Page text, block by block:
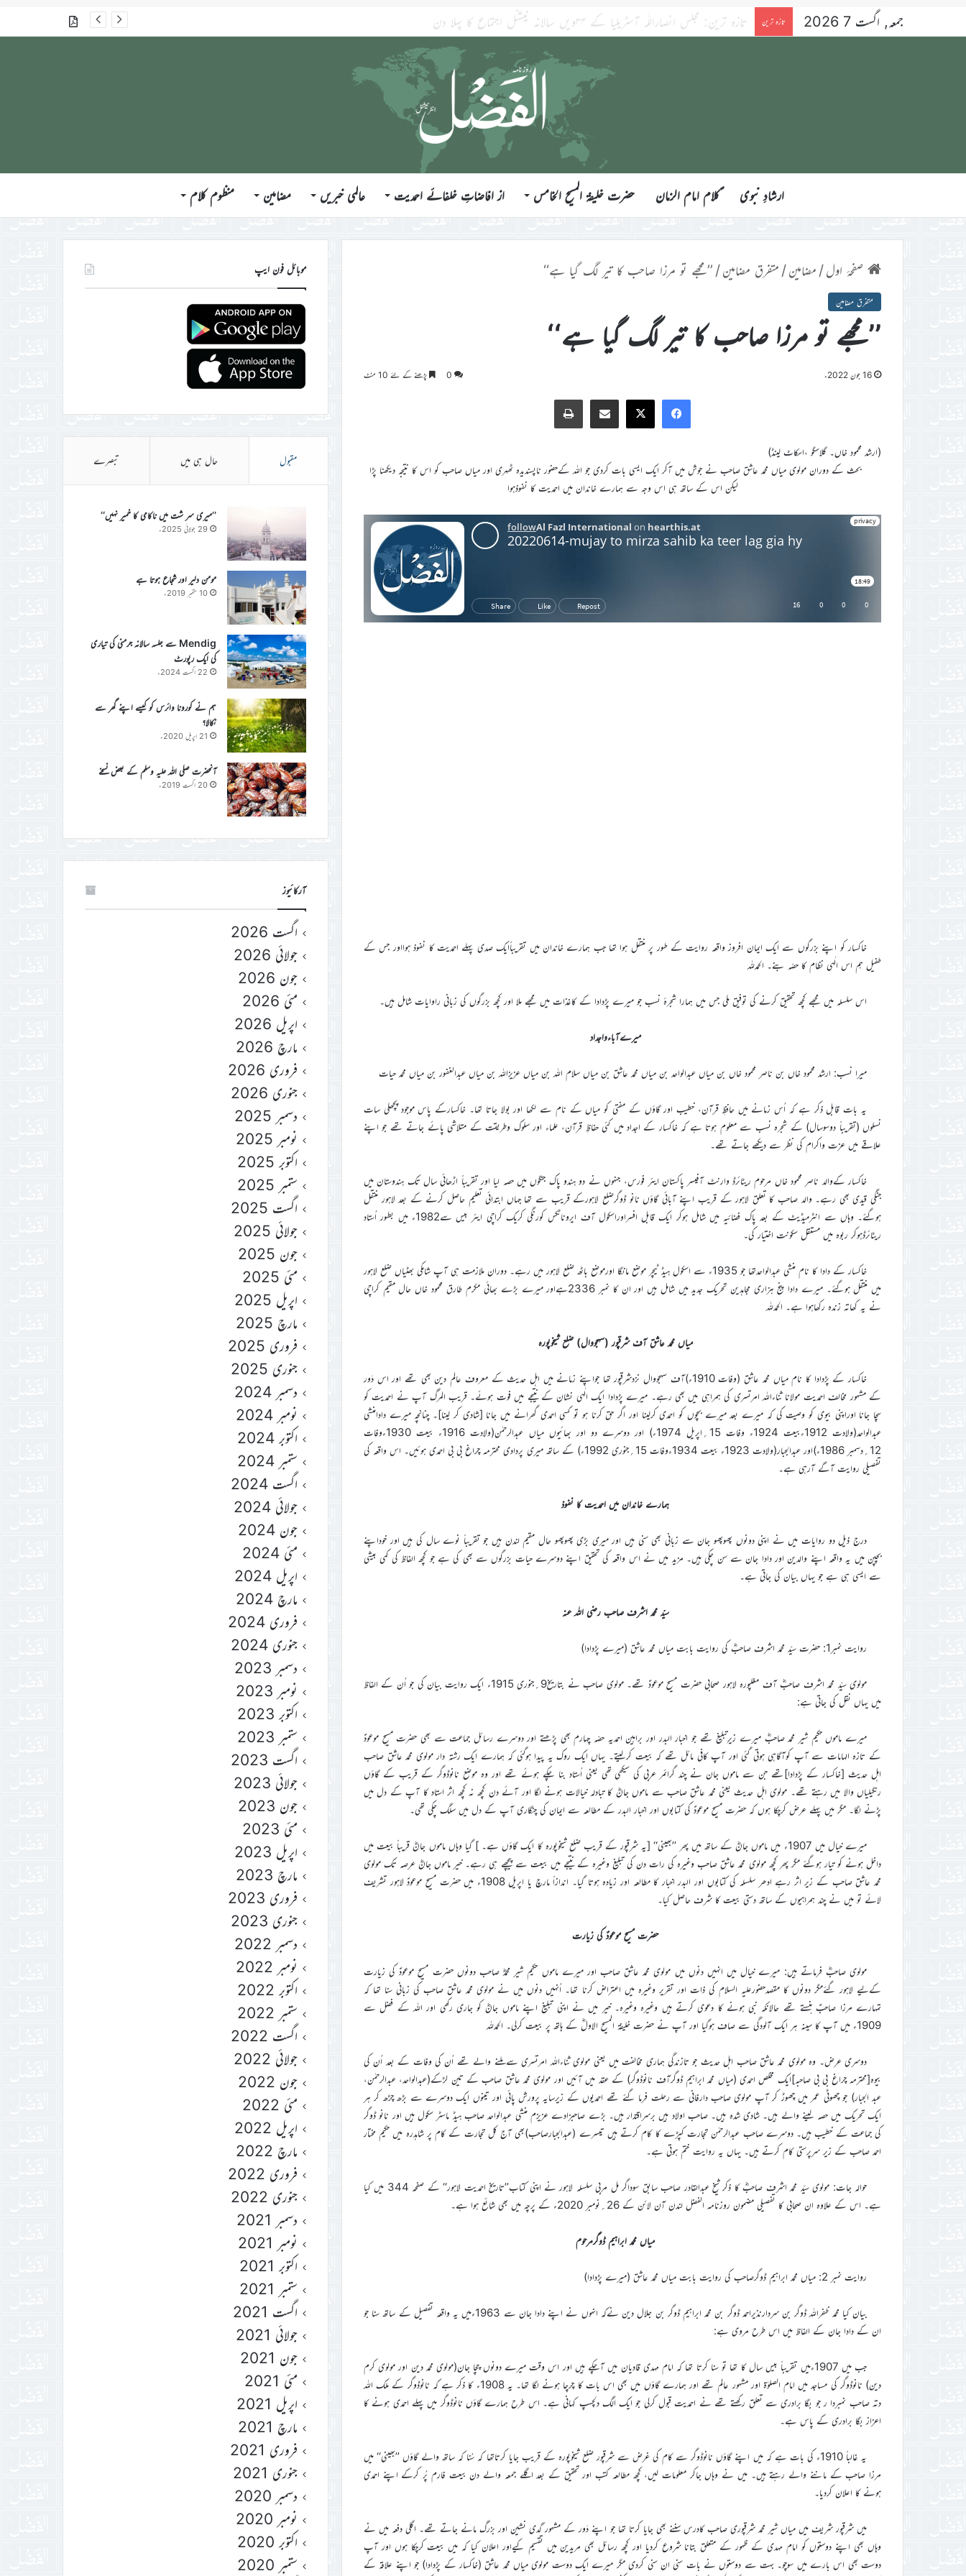
جمعہ, اگست 7 2026 تازہ ترین آنحضورﷺ کی بے مثال شکرگزاری۔ خلاصہ خطبہ جمعہ ۷؍اگست ۲۰۲۶ء گذشتہ شمارے
ارشادِ نبوی ؑکلام امام الزمان حضرت خلیفۃ المسیح الخامس از افاضاتِ خلفائے احمدیت عالمی خبریں مضامین منظوم کلام
صفحۂ اول/ مضامین/ متفرق مضامین/ ’’مجھے تو مرزا صاحب کا تیر لگ گیا ہے‘‘
متفرق مضامین
’’مجھے تو مرزا صاحب کا تیر لگ گیا ہے‘‘
16 جون 2022ء 0 پڑھنے کے لئے 10 منٹ
Facebook
X
Share via Email
Print
(ارشد محمود خاں۔ گلاسگو ،اسکاٹ لینڈ)
بحث کے دوران مولوی میاں محمد عاشق صاحب نے جوش میں آکر ایک ایسی بات کردی جو اللہ کےحضور ناپسندیدہ ٹھہری اور میاں صاحب کو اس کا نتیجہ دیکھنا پڑا
لیکن اس کے ساتھ ہی اس وجہ سے ہمارے خاندان میں احمدیت کا نفوذہوا
خاکسار کو اپنے بزرگوں سے ایک ایمان افروز واقعہ روایت کے طور پر منتقل ہوا تھا جب ہمارے خاندان میں تقریباًایک صدی پہلے احمدیت کا نفوذ ہوااور جس کے
طفیل ہم اس الٰہی نظام کا حصّہ بنے۔ الحمدللہ
اس سلسلہ میں مجھے کچھ تحقیق کرنے کی توفیق ملی جس میں ہمارا شجرۂ نسب جو میرے پڑدادا کے کاغذات میں مجھے ملا اور کچھ بزرگوں کی زبانی راوایات شامل ہیں۔
میرےآباءواجداد
میرا نسب: ارشد محمود خاں بن ناصر محمود خاں بن میاں عبدالواحد بن میاں محمد عاشق بن میاں سلام اللہ بن میاں عزیزاللہ بن میاں عبدالغفور بن میاں محمد حیات
یہ بات قابل ذکر ہے کہ اُس زمانے میں حافظِ قرآن، خطیب اور گاؤں کے مفتی کو میاں کے نام سے لکھا اور بولا جاتا تھا۔ خاکسارکے پاس موجود پچھلی سات
نسلوں (تقریباً دوسوسال) کے شجرہ نسب سے معلوم ہوتا ہے کہ خاکسار کے اجداد میں کئی حفاظِ قرآن، علماء اور سلوک وطریقت کے متلاشی پائے جاتے تھے جو اپنے
علاقے میں عزت واکرام کی نظر سے دیکھے جاتے تھے۔
خاکسار کےوالد ناصر محمود خاں مرحوم ریٹائرڈ وارنٹ آفیسر پاکستان ایئر فورس، جنہوں نے دو ہندو پاک جنگوں میں حصہ لیا اور تقریباً اڑھائی سال تک ہندوستان میں
جنگی قیدی بھی رہے۔ والد صاحب کا تعلق لاہور کے قریب اپنے آبائی گاؤں نانو ڈوگرضلع لاہورکے قریب سے تھا جہاں ابتدائی تعلیم حاصل کرنے کے بعد لاہور منتقل
ہوگئے۔ وہاں سے انٹرمیڈیٹ کے بعد پاک فضائیہ میں شامل ہوکر ایک قابل افسراوراسکول آف ایروناٹکس کورنگی کریک کراچی ایئر بیس سے1982ء میں بطور اُستاد
ریٹائرڈہوکر ربوہ میں مستقل سکونت اختیار کی۔
خاکسار کے دادا کا نام منشی عبدالواحدتھا جو 1935ء سے اسکول ہیڈ ٹیچر موضع مانگا اورموضع باٹھ ضلع لاہور میں رہے۔ دوران ملازمت ہی آپ شامکی بھٹیاں ضلع لاہور
میں منتقل ہوگئے۔ میرے دادا پنج ہزاری مجاہدین تحریک جدید میں شامل ہیں اور ان کا نمبر 2336ہےاور میرے بڑے بھائی مکرم طارق محمود خاں حال مقیم کراچی
نے یہ کھاتہ زندہ رکھاہوا ہے۔ الحمدللہ
میاں محمد عاشق آف شرقپور (سہجووال) ضلع شیخوپورہ
خاکسار کے پڑدادا کا نام میاں محمد عاشق (وفات 1910ء)آف سہجووال نزدشرقپور تھا جواپنے زمانے میں اہل حدیث کے معروف عالم دین بھی تھے اور اس دَور
کے مشہور مخالف احمدیت مولانا ثناءاللہ امرتسری کی ہمراہی میں بھی رہے۔ میرے پڑدادا ایک الٰہی نشان کے نتیجے میں فوت ہوئے۔ قریب المرگ آپ نے احمدیت کو
سچا جانا اوراپنی بیوی کو وصیت کی کہ میرے بعد میرے بچوں کو احمدی کرلینا اور اگر حق کرنا ہو تو کسی احمدی گھرانے میں جانا [شادی کر لینا]۔ چنانچہ میرے دادامنشی
عبدالواحد(ولادت 1912ءبیعت 1924ء وفات 15؍اپریل 1974ء) اور دوسرے دو اور بھائیوں میاں عبدالرحمٰن(ولادت 1916ء بیعت 1930ءوفات
12؍دسمبر 1986ء)اور عبدالجبار(ولادت 1923ء بیعت 1934ءوفات 15؍جنوری 1992ء) کے ساتھ میری پردادی محترمہ چراغ بی بی احمدی ہوئیں۔ اس واقعہ کی
تفصیلی روایت آگے آرہی ہے۔
ہمارے خاندان میں احمدیت کا نفوذ
درج ذیل دو روایات میں نے اپنی دونوں پھوپھو جان سے زبانی بھی سنی ہیں اور میری بڑی پھوپھو حال مقیم لندن ہیں جو تقریباً نوے سال کی ہیں اور خوداپنے
بچپن میں یہ واقعہ اپنے والدین اور دادا جان سے سن چکی ہیں۔ مزید میں نے اس واقعہ کی تحقیق اپنے دوسرے حیات بزرگوں سے بھی کی ہے جو کچھ الفاظ کی کمی بیشی
سے ایسی ہی ہے جو یہاں بیان کی جاتی ہے۔
سیّد محمد اشرف صاحب رضی اللہ عنہ
روایت نمبر1: حضرت سیّد محمد اشرف صاحبؓ کی روایت بابت میاں محمد عاشق (میرے پڑدادا)
مولوی سیّد محمد اشرف صاحبؓ آف مغلپورہ لاہور صحابی حضرت مسیح موعودؑ تھے۔ مولوی صاحب نے بتاریخ9؍جنوری 1915ء ایک روایت بیان کی جو اُن کے الفاظ
میں یہاں نقل کی جاتی ہے:
میرے ماموں حکیم شیر محمد صاحبؓ میرے زیرِتبلیغ تھے جو اخبار البدر اور براہین احمدیہ حصّہ چہارم بھی پڑھتے اور دوسرے رسائل جماعت سے بھی حضرت مسیحِ موعودؑ
کے تازہ الہامات سے آپ کوآگاہی ہوتی گئی اور آپ کافی مائل تھے کہ بیعت کرلیتے۔ یہاں ایک روک یہ پیدا ہوگئی کہ ہمارے ایک رشتہ دار مولوی محمد عاشق صاحب
اہل حدیث [خاکسار کے پڑدادا]تھے جن سے ماموں جان نے چند گرائمر عربی کی سیکھی تھی یعنی اُستاد بنا چکے ہوئے تھے اور وہ موضع نانوڈوگر کے قریب کے گاؤں
رنگیلیاں والا میں رہتے تھے۔ مولوی اہل حدیث یعنی محمد عاشق صاحب سے ماموں جانؓ کا تبادلہ خیالات ہونے لگا اور آئے دن کچھ نہ کچھ اثر استاد کا آپ کے دل میں
پڑنے لگا۔ مگر میں پہلے عرض کرچکا ہوں کہ حضرت مسیح موعودؑ کی کتابوں اور اخبار البدر کے مطالعہ سے ایمان کی چنگاری آپ کے دل میں سلگ چکی تھی۔
میرے خیال میں 1907ء میں ماموں جانؓ کے ساتھ میں پھر ’’بھینی‘‘ [یہ شرقپور کے قریب ضلع شیخوپورہ کا ایک گاؤں ہے۔ ] گیا وہاں ماموں جانؓ قریباً بیعت میں
داخل ہونے کو تیار ہوگئے مگر پھر کچھ مولوی محمد عاشق صاحب وغیرہ کی رات دن کی تبلیغ وغیرہ کے نتیجے میں بیعت سے پیچھے ہی رہے۔ خیر ماموں جانؓ عرصہ تک مولوی
محمد عاشق صاحب کے زیر اثر رہے ادھر سلسلہ کی کتابوں اور البدر اخبار کا مطالعہ اور زیادہ ہوتا گیا۔ اندازاً مارچ یا اپریل 1908ء میں حضرت مسیحِ موعودؑ لاہور تشریف
لائے تو میں نے چند ہمراہیوں کے ساتھ دستی بیعت کا شرف حاصل کیا۔
حضرت مسیح موعودؑ کی زیارت
مولوی صاحبؓ فرماتے ہیں: میرے خیال میں انہیں دنوں میں مولوی محمد عاشق صاحب اور میرے ماموں حکیم شیر محمدؓ صاحب دونوں حضرت مسیحِ موعودؑ کی زیارت
کےلیے لاہور گئےمگر دونوں کا مقصدحضورعلیہ السلام کی ذات اور تقریر وغیرہ میں اعتراض کرنا تھا۔ اُنہیں دنوں میں نے مولوی محمد عاشق صاحب کی زبانی سنا تھا کہ
تمہارے مرزا صاحبؑ ہنستے تھے حالانکہ نبی ہونے کا دعوی کرتے ہیں وغیرہ وغیرہ۔ خیر میں نے اپنی تبلیغ اپنے ماموں جانؓ کو جاری رکھی اور اللہ کے فضل سے
1909ء میں آپ کا سینہ ہر ایک آلودگی سے صاف ہوگیا اور آپ نے حضرت خلیفۃ المسیح الاولؓ کے ہاتھ پر بیعت کرلی۔ الحمدللہ
دوسری عرض۔ وہ مولوی محمد عاشق صاحب اہل حدیث جو تازندگی ہماری مخالفت میں یعنی مولوی ثناءاللہ امرتسری سے ملنے والے تھے اُن کی وفات کے بعد اُن کی
بیوہ[محترمہ چراغ بی بی صاحبہ]ایک مخلص احمدی (میاں محمد ابراہیم ڈوگرآف نانوڈوگر) کے عقد میں آئیں اور مولوی محمد عاشق صاحب کے تین لڑکے(عبدالواحد، عبدالرحمٰن،
عبد الجبار) جو چھوٹی عمر میں چھوڑ کر آپ مولوی صاحب دارفانی سے رحلت فرما گئے تھے احمدیوں کے زیرسایہ پرورش پائی اور تینوں ایک دوسرے سے بڑھ چڑھ کر ہر
ایک تحریک میں حصہ لینے والے ہیں۔ شادی شدہ ہیں۔ صاحب اولاد ہیں برسراقتدار ہیں۔ بڑے صاحبزادے عزیزم منشی عبدالواحد صاحب ہیڈ ماسٹر سکول ہیں اور نانو ڈوگر
کی جماعت کے خطیب ہیں۔ دوسرے صاحب عبدالرحمٰن تجارت کپڑے کا کام کرتے ہیں تیسرے (عبدالجبارصاحب)بھی آج کل تجارت کے کام پر شاہدرہ میں حکیم مختار
احمد صاحب کے زیر سرپرستی کام کرتے ہیں۔ یہاں یہ روایت ختم ہوتی ہے۔
حوالہ جات: مولوی سیّد محمد اشرف صاحبؓ کا ذکر شیخ عبدالقادر صاحب سابق سوداگر مل مربی سلسلہ لاہور نے اپنی کتاب’’تاریخ احمدیت لاہور‘‘ کے صفحہ 344 میں کیا
ہے۔ اس کے علاوہ ان صحابی کا تفصیلی مضمون روزنامہ الفضل لندن آن لائن کے 26؍نومبر 2020ء کے پرچہ میں بھی شائع ہوا ہے۔
میاں محمد ابراہیم ڈوگرمرحوم
روایت نمبر 2: میاں محمد ابراہیم ڈوگرصاحب کی روایت بابت میاں محمد عاشق (میرے پڑدادا)
بیان کیا محمد ظفراللہ ڈوگر بن سردارنذیراحمد ڈوگر بن محمد ابراہیم ڈوگر بن جلال دین نےکہ انہوں نے اپنے دادا جان سے 1963ءمیں یہ واقعہ تفصیل کے ساتھ سنا جو
ان کے دادا جان کے الفاظ میں اس طرح مروی ہے:
جب میں 1907ءمیں تقریباً بیس سال کا تھا تو سنا کرتا تھا کہ امام مہدی قادیان میں آچکے ہیں اور اس وقت میرے دونوں چچا جان(مولوی محمد دین اور مولوی کرم
دین) نانوڈوگر کی مساجد میں امام الصلوٰة اور مشہور عالم تھے اور ہمارے گاؤں میں بھی اس بات کا چرچا ہونے لگا تھا۔ یہ 1908ء کا ذکر ہے کہ نانوڈوگر کے ملک اللہ
دتہ صاحب نمبردا ر جو بگا برادری سے تعلق رکھتے تھے نے احمدیت قبول کرلی جو ایک الگ دلچسپ کہانی ہے۔ اس طرح ہمارے گاؤں نانوڈوگر میں پہلے احمدی ہونے کا
اعزاز بگا برادری کے پاس ہے۔
یہ غالباً 1910ء کی بات ہے کہ میں اپنے گاؤں نانوڈوگر سے کام کی غرض سے شرقپور ضلع شیخوپورہ کے قریب جایا کرتاتھا کہ سُنا کہ ساتھ والے گاؤں ’’بھینی‘‘ میں
مرزا صاحب کے ماننے والے رہتے ہیں۔ میں نے وہاں جاکر معلومات لیں، کچھ مطالعہ کتب اور تحقیق کے بعد اگلے جمعہ والے دن بیعت فارم پُر کرکے اپنے احمدی
ہونے کا اعلان کردیا۔
میں شرقپور شریف میں میاں شیر محمد شرقپوری صاحب کادرس سننے بھی جایا کرتا تھا جو اپنے دَور کے مشہور گدی نشین اور بزرگ مانے جاتے تھے۔ اگلی دفعہ میں نے
وہاں بھی اپنے دوستوں کو امام مہدی کے ظہور کے متعلق بتانا شروع کردیا اور کچھ رسائل بھی مریدین میں تقسیم کیےاور اعلان کیا کہ میں بیعت کرچکا ہوں اور آپ
دوست بھی اس بارے میں سوچو۔ بہت سے دوستوں نے بات سنی ان سنی کردی مگر میرے ایک دوست مولوی میاں محمد عاشق (خاکسار کے پڑدادا) جو اپنے علاقہ کے
موبائل فون ایپ
مقبول حال ہی میں تبصرے
’’میری سر شت میں ناکامی کا خمیر نہیں‘‘
29 جولائی 2025ء
مومن دلیر اور شجاع ہوتا ہے
10 ستمبر 2019ء
Mendig سے جلسہ سالانہ جرمنی کی تیاری
کی ایک رپورٹ
22 اگست 2024ء
ہم نے کورونا وائرس کو کیسے اپنے گھر سے
نکالا؟
21 اپریل 2020ء
آنحضرت صلی اللہ علیہ وسلم کے بعض نسخے
20 اگست 2019ء
آرکائیوز
اگست 2026
جولائی 2026
جون 2026
مئی 2026
اپریل 2026
مارچ 2026
فروری 2026
جنوری 2026
دسمبر 2025
نومبر 2025
اکتوبر 2025
ستمبر 2025
اگست 2025
جولائی 2025
جون 2025
مئی 2025
اپریل 2025
مارچ 2025
فروری 2025
جنوری 2025
دسمبر 2024
نومبر 2024
اکتوبر 2024
ستمبر 2024
اگست 2024
جولائی 2024
جون 2024
مئی 2024
اپریل 2024
مارچ 2024
فروری 2024
جنوری 2024
دسمبر 2023
نومبر 2023
اکتوبر 2023
ستمبر 2023
اگست 2023
جولائی 2023
جون 2023
مئی 2023
اپریل 2023
مارچ 2023
فروری 2023
جنوری 2023
دسمبر 2022
نومبر 2022
اکتوبر 2022
ستمبر 2022
اگست 2022
جولائی 2022
جون 2022
مئی 2022
اپریل 2022
مارچ 2022
فروری 2022
جنوری 2022
دسمبر 2021
نومبر 2021
اکتوبر 2021
ستمبر 2021
اگست 2021
جولائی 2021
جون 2021
مئی 2021
اپریل 2021
مارچ 2021
فروری 2021
جنوری 2021
دسمبر 2020
نومبر 2020
اکتوبر 2020
ستمبر 2020